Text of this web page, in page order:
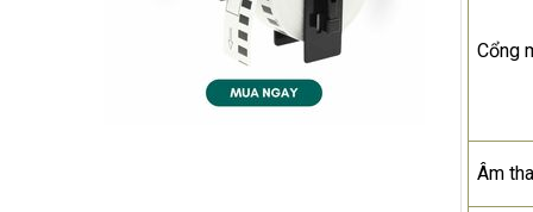
Cổng
Âm